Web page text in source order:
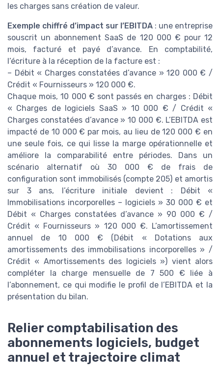
les charges sans création de valeur.
Exemple chiffré d’impact sur l’EBITDA : une entreprise
souscrit un abonnement SaaS de 120 000 € pour 12
mois, facturé et payé d’avance. En comptabilité,
l’écriture à la réception de la facture est :
– Débit « Charges constatées d’avance » 120 000 € /
Crédit « Fournisseurs » 120 000 €.
Chaque mois, 10 000 € sont passés en charges : Débit
« Charges de logiciels SaaS » 10 000 € / Crédit «
Charges constatées d’avance » 10 000 €. L’EBITDA est
impacté de 10 000 € par mois, au lieu de 120 000 € en
une seule fois, ce qui lisse la marge opérationnelle et
améliore la comparabilité entre périodes. Dans un
scénario alternatif où 30 000 € de frais de
configuration sont immobilisés (compte 205) et amortis
sur 3 ans, l’écriture initiale devient : Débit «
Immobilisations incorporelles – logiciels » 30 000 € et
Débit « Charges constatées d’avance » 90 000 € /
Crédit « Fournisseurs » 120 000 €. L’amortissement
annuel de 10 000 € (Débit « Dotations aux
amortissements des immobilisations incorporelles » /
Crédit « Amortissements des logiciels ») vient alors
compléter la charge mensuelle de 7 500 € liée à
l’abonnement, ce qui modifie le profil de l’EBITDA et la
présentation du bilan.
Relier comptabilisation des
abonnements logiciels, budget
annuel et trajectoire climat